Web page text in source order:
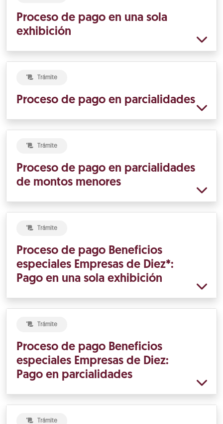
Proceso de pago en una sola
exhibición
Trámite
Proceso de pago en parcialidades
Trámite
Proceso de pago en parcialidades
de montos menores
Trámite
Proceso de pago Beneficios
especiales Empresas de Diez*:
Pago en una sola exhibición
Trámite
Proceso de pago Beneficios
especiales Empresas de Diez:
Pago en parcialidades
Trámite